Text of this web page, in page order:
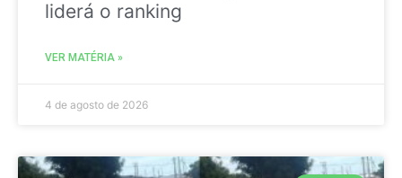
liderá o ranking
VER MATÉRIA »
4 de agosto de 2026